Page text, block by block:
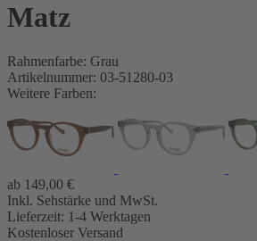
Matz
Rahmenfarbe: Grau
Artikelnummer: 03-51280-03
Weitere Farben:
ab 149,00 €
Inkl. Sehstärke und MwSt.
Lieferzeit: 1-4 Werktagen
Kostenloser Versand